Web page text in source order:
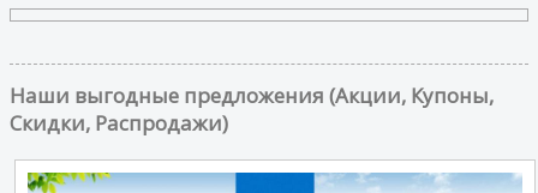
Наши выгодные предложения (Акции, Купоны,
Скидки, Распродажи)